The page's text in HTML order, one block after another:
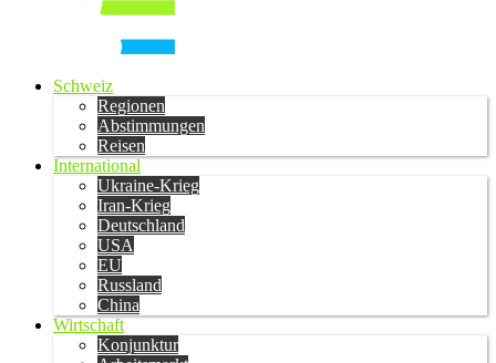
Schweiz
Regionen
Abstimmungen
Reisen
International
Ukraine-Krieg
Iran-Krieg
Deutschland
USA
EU
Russland
China
Wirtschaft
Konjunktur